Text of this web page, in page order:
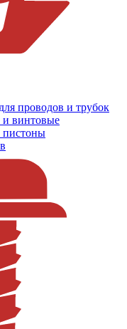
проводов и трубок
винтовые